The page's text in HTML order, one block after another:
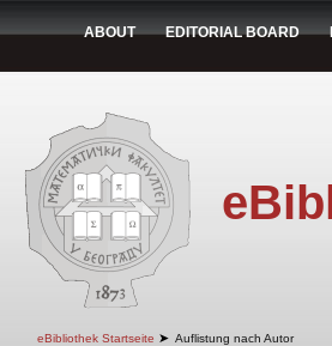
ABOUT EDITORIAL BOARD
eBibliothek Startseite ➤ Auflistung nach Autor